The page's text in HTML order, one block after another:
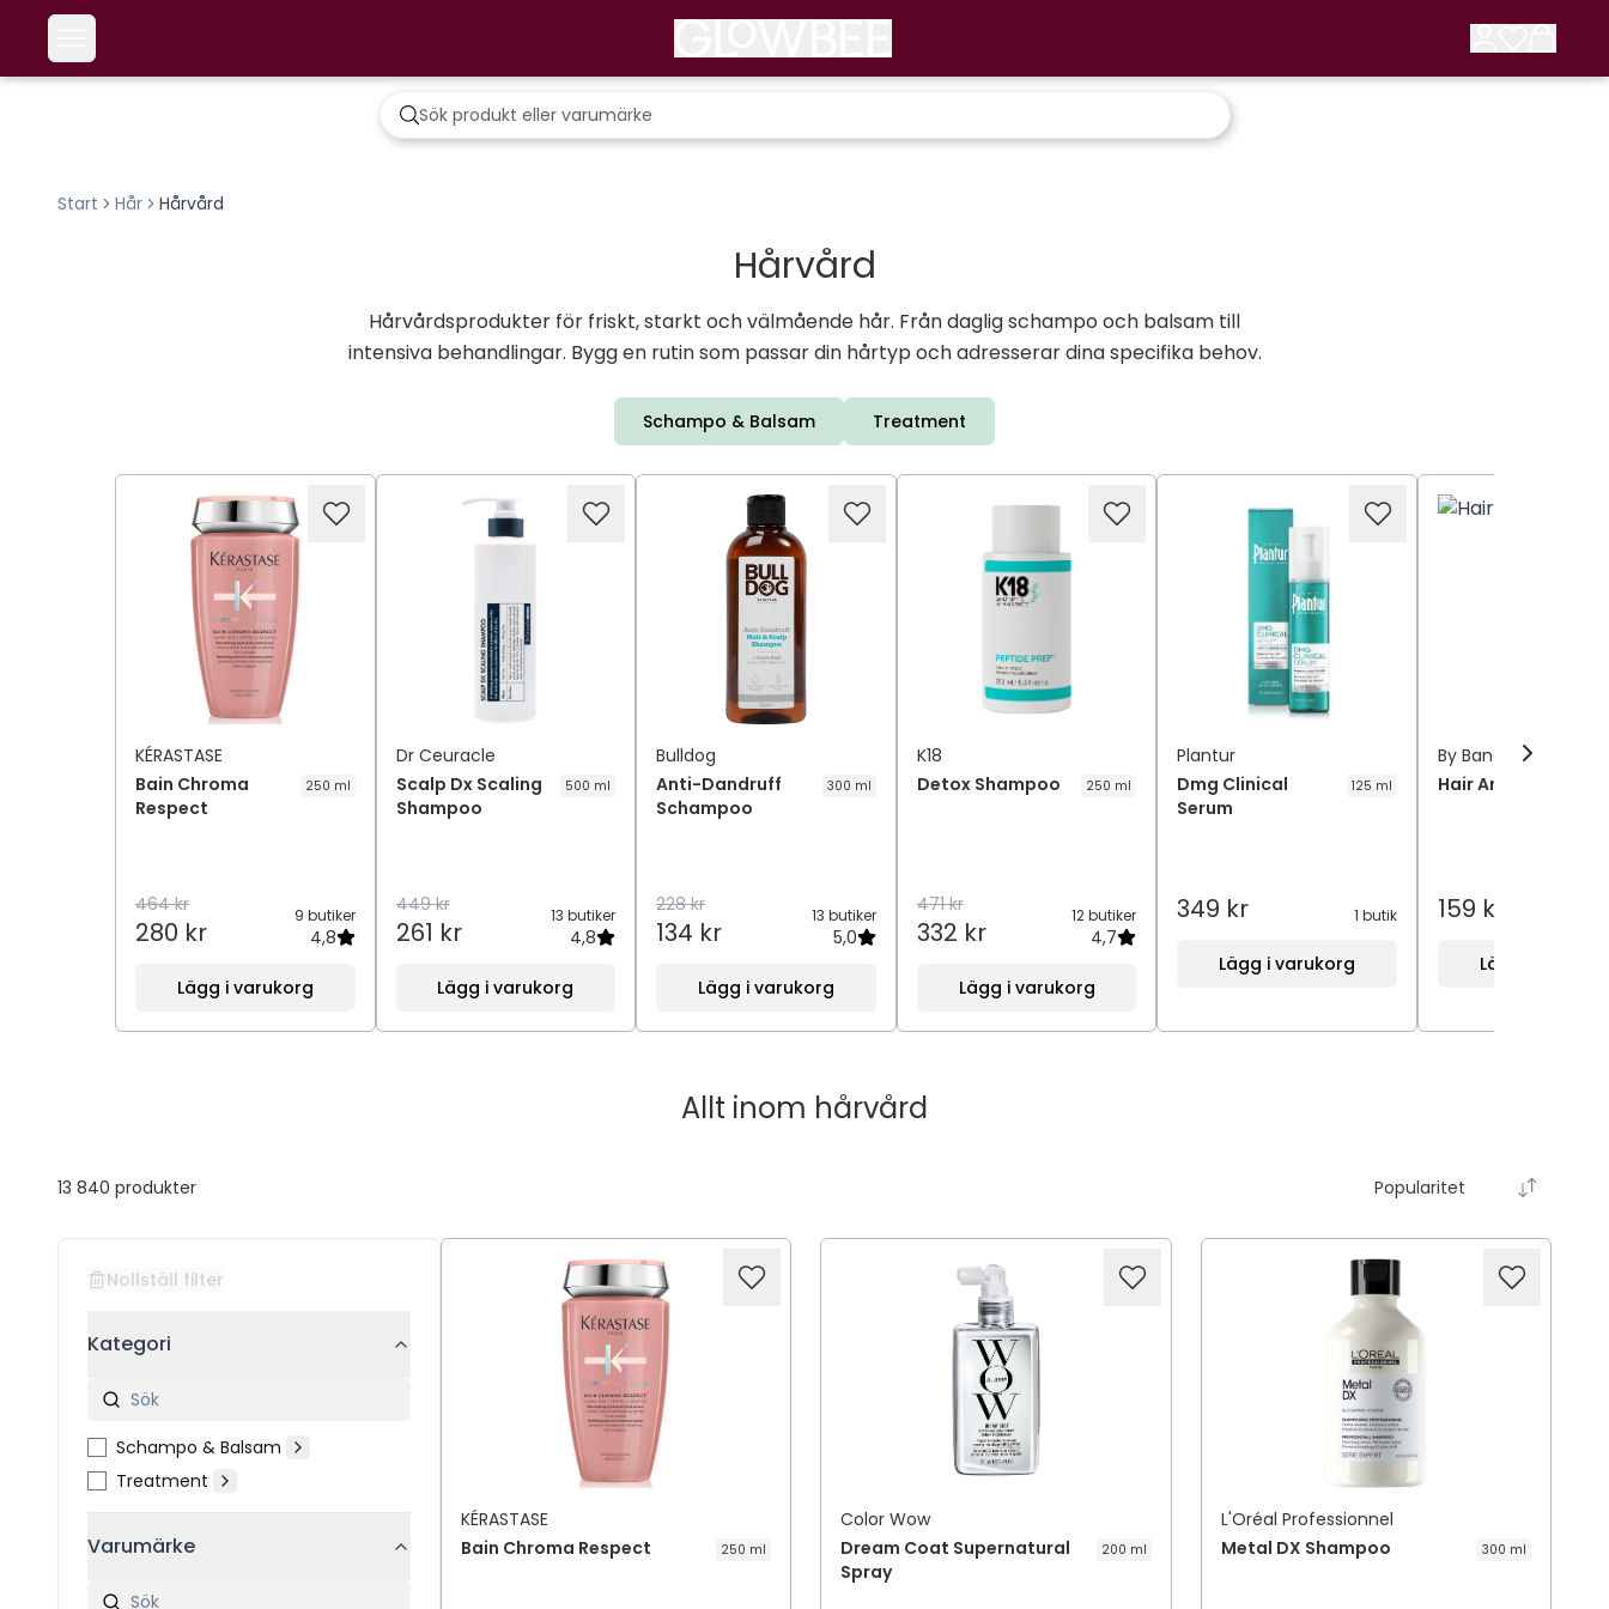
Start Hår Hårvård
Hårvård
Hårvårdsprodukter för friskt, starkt och välmående hår. Från daglig schampo och balsam till
intensiva behandlingar. Bygg en rutin som passar din hårtyp och adresserar dina specifika behov.
Schampo & Balsam Treatment
KÉRASTASE
Bain Chroma
Respect
250 ml
464 kr
280 kr
9 butiker
4,8
Lägg i varukorg
Dr Ceuracle
Scalp Dx Scaling
Shampoo
500 ml
449 kr
261 kr
13 butiker
4,8
Lägg i varukorg
Bulldog
Anti-Dandruff
Schampoo
300 ml
228 kr
134 kr
13 butiker
5,0
Lägg i varukorg
K18
Detox Shampoo
250 ml
471 kr
332 kr
12 butiker
4,7
Lägg i varukorg
Plantur
Dmg Clinical
Serum
125 ml
349 kr 1 butik
Lägg i varukorg
By Bangerhead
Hair And Body Oil
159 kr
Lägg i
Allt inom hårvård
13 840 produkter Popularitet
Nollställ filter
Kategori
Schampo & Balsam
Treatment
Varumärke
KÉRASTASE
Bain Chroma Respect
250 ml
Color Wow
Dream Coat Supernatural
Spray
200 ml
L'Oréal Professionnel
Metal DX Shampoo
300 ml